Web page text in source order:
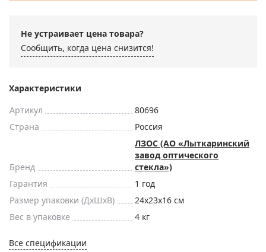
Не устраивает цена товара?
Сообщить, когда цена снизится!
Характеристики
Артикул
80696
Страна
Россия
Бренд
ЛЗОС (АО «Лыткаринский
завод оптического
стекла»)
Гарантия
1 год
Размер упаковки (ДxШxВ)
24x23x16 см
Вес в упаковке
4 кг
Все спецификации